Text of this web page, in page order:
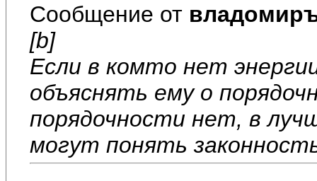
Сообщение от
[b]
Если в комто нет
объяснять ему о
порядочности нет, в
могут понять